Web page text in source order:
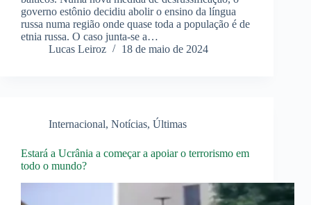
governo estônio decidiu abolir o ensino da língua
russa numa região onde quase toda a população é de
etnia russa. O caso junta-se a…
Lucas Leiroz
18 de maio de 2024
Internacional, Notícias, Últimas
Estará a Ucrânia a começar a apoiar o terrorismo em
todo o mundo?